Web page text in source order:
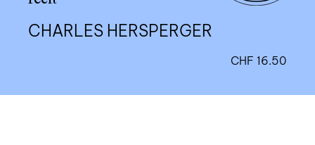
CHARLES HERSPERGER
CHF 16.50